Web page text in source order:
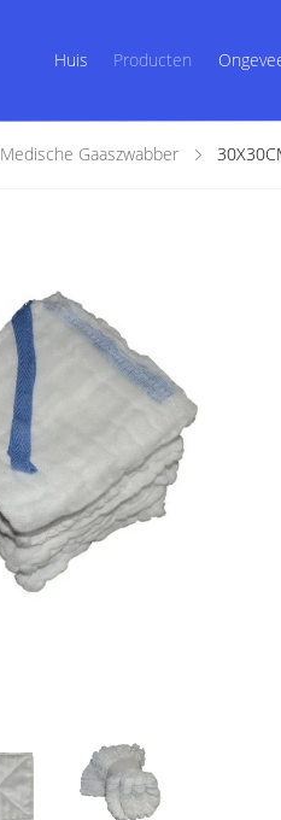
Huis Producten
Medische Gaaszwabber